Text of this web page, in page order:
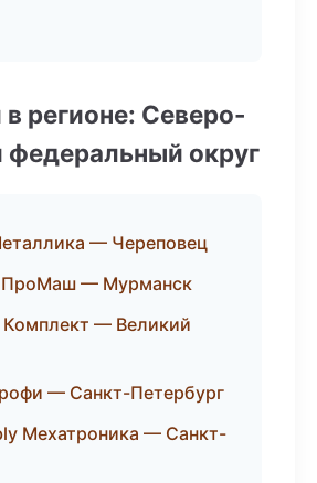
регионе: Северо-
округ
— Череповец
ПроМаш — Мурманск
— Великий
— Санкт-Петербург
Мехатроника — Санкт-